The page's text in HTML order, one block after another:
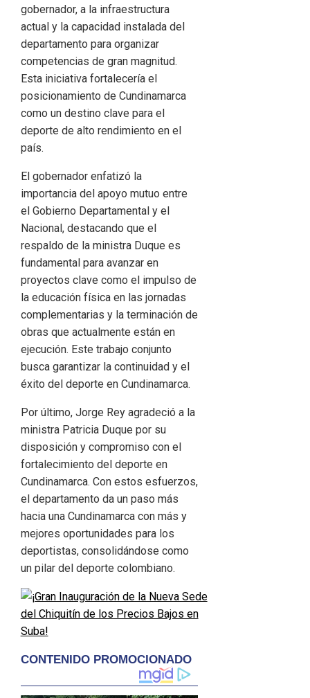
gobernador, a la infraestructura
actual y la capacidad instalada del
departamento para organizar
competencias de gran magnitud.
Esta iniciativa fortalecería el
posicionamiento de Cundinamarca
como un destino clave para el
deporte de alto rendimiento en el
país.
El gobernador enfatizó la
importancia del apoyo mutuo entre
el Gobierno Departamental y el
Nacional, destacando que el
respaldo de la ministra Duque es
fundamental para avanzar en
proyectos clave como el impulso de
la educación física en las jornadas
complementarias y la terminación de
obras que actualmente están en
ejecución. Este trabajo conjunto
busca garantizar la continuidad y el
éxito del deporte en Cundinamarca.
Por último, Jorge Rey agradeció a la
ministra Patricia Duque por su
disposición y compromiso con el
fortalecimiento del deporte en
Cundinamarca. Con estos esfuerzos,
el departamento da un paso más
hacia una Cundinamarca con más y
mejores oportunidades para los
deportistas, consolidándose como
un pilar del deporte colombiano.